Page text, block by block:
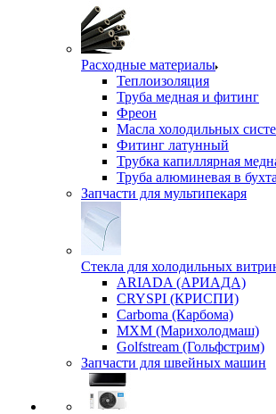
Расходные материалы
Теплоизоляция
Труба медная и фитинг
Фреон
Масла холодильных
Фитинг латунный
Трубка капиллярная
Труба алюминевая в
Запчасти для мультипекаря
Стекла для холодильных
ARIADA (АРИАДА)
CRYSPI (КРИСПИ)
Carboma (Карбома)
MXM (Марихолодмаш)
Golfstream (Гольфстрим)
Запчасти для швейных машин